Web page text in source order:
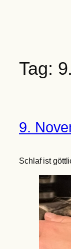
Tag:
9.
Schlaf ist